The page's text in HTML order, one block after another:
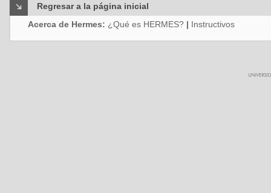
Regresar a la página inicial
Acerca de Hermes: ¿Qué es HERMES? | Instructivos